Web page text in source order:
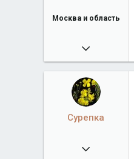
Москва и область
19.11.2008
12 514
Сурепка
09.02.2008